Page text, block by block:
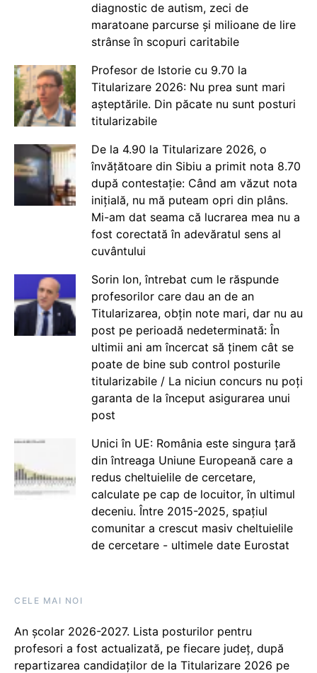
diagnostic de autism, zeci de
maratoane parcurse și milioane de lire
strânse în scopuri caritabile
Profesor de Istorie cu 9.70 la
Titularizare 2026: Nu prea sunt mari
așteptările. Din păcate nu sunt posturi
titularizabile
De la 4.90 la Titularizare 2026, o
învățătoare din Sibiu a primit nota 8.70
după contestație: Când am văzut nota
inițială, nu mă puteam opri din plâns.
Mi-am dat seama că lucrarea mea nu a
fost corectată în adevăratul sens al
cuvântului
Sorin Ion, întrebat cum le răspunde
profesorilor care dau an de an
Titularizarea, obțin note mari, dar nu au
post pe perioadă nedeterminată: În
ultimii ani am încercat să ținem cât se
poate de bine sub control posturile
titularizabile / La niciun concurs nu poți
garanta de la început asigurarea unui
post
Unici în UE: România este singura țară
din întreaga Uniune Europeană care a
redus cheltuielile de cercetare,
calculate pe cap de locuitor, în ultimul
deceniu. Între 2015-2025, spațiul
comunitar a crescut masiv cheltuielile
de cercetare - ultimele date Eurostat
CELE MAI NOI
An școlar 2026-2027. Lista posturilor pentru
profesori a fost actualizată, pe fiecare județ, după
repartizarea candidaților de la Titularizare 2026 pe